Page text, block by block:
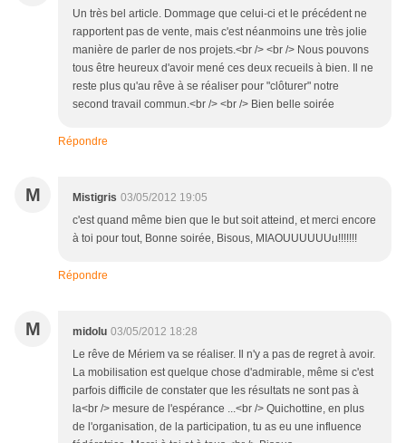
Un très bel article. Dommage que celui-ci et le précédent ne
rapportent pas de vente, mais c'est néanmoins une très jolie
manière de parler de nos projets.<br /> <br /> Nous pouvons
tous être heureux d'avoir mené ces deux recueils à bien. Il ne
reste plus qu'au rêve à se réaliser pour "clôturer" notre
second travail commun.<br /> <br /> Bien belle soirée
Répondre
M Mistigris 03/05/2012 19:05
c'est quand même bien que le but soit atteind, et merci encore
à toi pour tout, Bonne soirée, Bisous, MIAOUUUUUUu!!!!!!!
Répondre
M midolu 03/05/2012 18:28
Le rêve de Mériem va se réaliser. Il n'y a pas de regret à avoir.
La mobilisation est quelque chose d'admirable, même si c'est
parfois difficile de constater que les résultats ne sont pas à
la<br /> mesure de l'espérance ...<br /> Quichottine, en plus
de l'organisation, de la participation, tu as eu une influence